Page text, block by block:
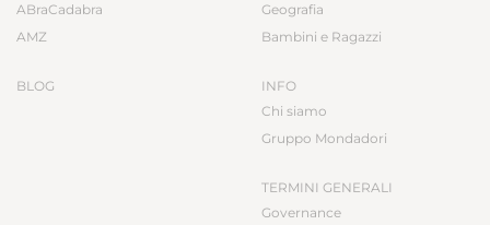
ABraCadabra
AMZ
BLOG
Geografia
Bambini e Ragazzi
INFO
Chi siamo
Gruppo Mondadori
TERMINI GENERALI
Governance